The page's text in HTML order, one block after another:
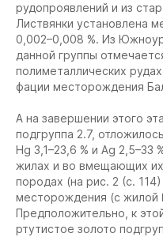
рудопроявлений и из
Листвянки установлена
0,002–0,008 %. Из
данной группы
полиметаллических
фации месторождения
А на завершении этого
подгруппа 2.7,
Hg 3,1–23,6 % и Ag
жилах и во вмещающих
породах (на рис. 2 (с.
месторождения (с
Предположительно, к
ртутистое золото